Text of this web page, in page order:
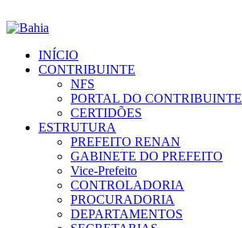
INÍCIO
CONTRIBUINTE
NFS
PORTAL DO CONTRIBUINTE
CERTIDÕES
ESTRUTURA
PREFEITO RENAN
GABINETE DO PREFEITO
Vice-Prefeito
CONTROLADORIA
PROCURADORIA
DEPARTAMENTOS